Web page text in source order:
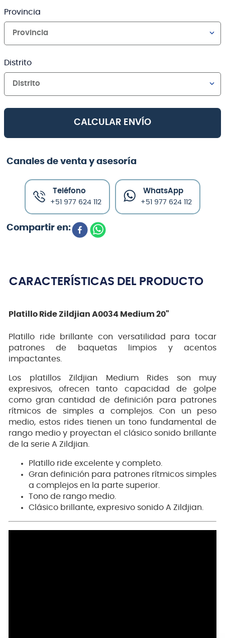
Provincia
Provincia
Distrito
Distrito
CALCULAR ENVÍO
Canales de venta y asesoría
Teléfono
+51 977 624 112
WhatsApp
+51 977 624 112
CARACTERÍSTICAS DEL PRODUCTO
Platillo Ride Zildjian A0034 Medium 20"
Platillo ride brillante con versatilidad para tocar
patrones de baquetas limpios y acentos
impactantes.
Los platillos Zildjian Medium Rides son muy
expresivos, ofrecen tanto capacidad de golpe
como gran cantidad de definición para patrones
rítmicos de simples a complejos. Con un peso
medio, estos rides tienen un tono fundamental de
rango medio y proyectan el clásico sonido brillante
de la serie A Zildjian.
Platillo ride excelente y completo.
Gran definición para patrones rítmicos simples
a complejos en la parte superior.
Tono de rango medio.
Clásico brillante, expresivo sonido A Zildjian.